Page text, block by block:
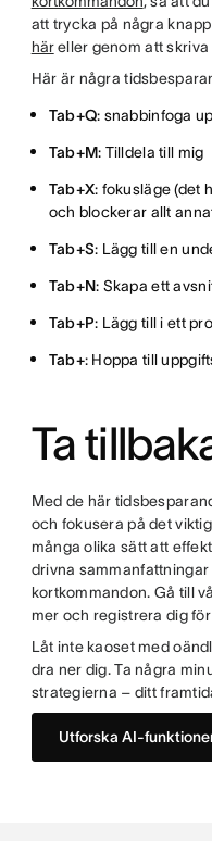
att trycka på några
häreller genom att skriva
Här är några
Tab+Q: snabbinfoga
Tab+M: Tilldela till mig
Tab+X: fokusläge (det
och blockerar allt
Tab+S: Lägg till en
Tab+N: Skapa ett
Tab+P: Lägg till i ett
Tab+: Hoppa till
Ta
Med de här
och fokusera på det
många olika sätt att
drivna
kortkommandon. Gå till
mer och registrera dig
Låt inte kaoset med
dra ner dig. Ta några
strategierna – ditt
Utforska AI-